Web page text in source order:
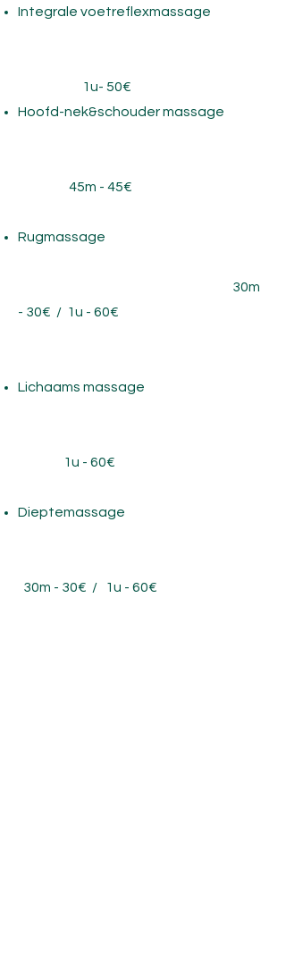
Integrale voetreflexmassage
1u- 50€
Hoofd-nek&schouder massage
45m - 45€
Rugmassage
30m
- 30€ / 1u - 60€
Lichaams massage
1u - 60€
Dieptemassage
30m - 30€ / 1u - 60€